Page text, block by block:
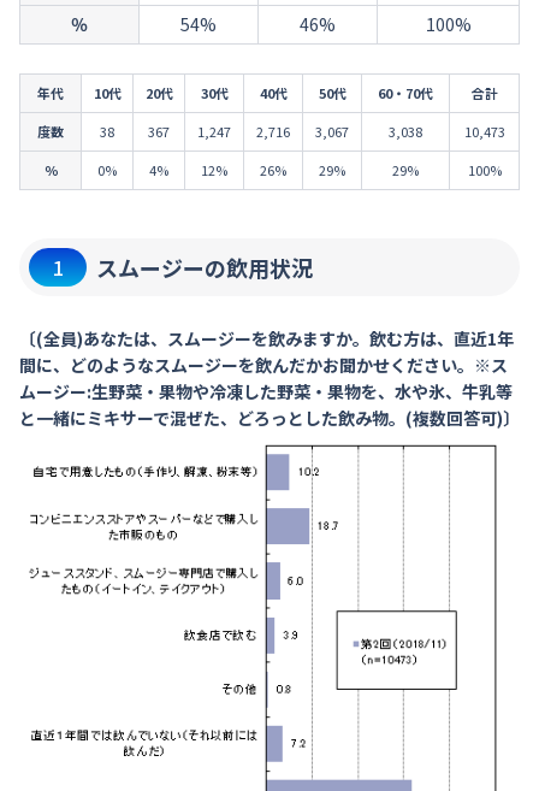
％
54% 46% 100%
年代 10代 20代 30代 40代 50代 60・70代
合計
度数
38 367 1,247 2,716 3,067 3,038
10,473
％
0% 4% 12% 26% 29% 29% 100%
1 スムージーの飲用状況
〔(全員)あなたは、スムージーを飲みますか。飲む方は、直近1年
間に、どのようなスムージーを飲んだかお聞かせください。※ス
ムージー:生野菜・果物や冷凍した野菜・果物を、水や氷、牛乳等
と一緒にミキサーで混ぜた、どろっとした飲み物。(複数回答可)〕